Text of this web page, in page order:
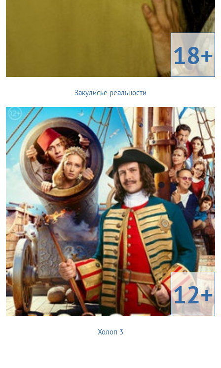
18+
Закулисье реальности
12+
Холоп 3